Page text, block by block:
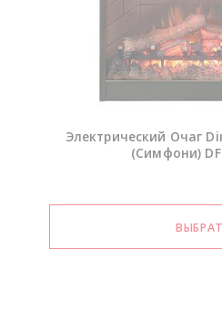
Электрический Очаг
(Симфони)